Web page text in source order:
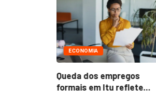
ECONOMIA
Queda dos empregos
formais em Itu reflete...